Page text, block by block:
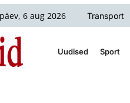
6 aug 2026 Transport
Uudised Sport